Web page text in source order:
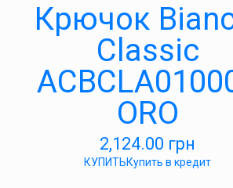
Крючок
Classic
ORO
2,124.00 грн
КУПИТЬКупить в кредит